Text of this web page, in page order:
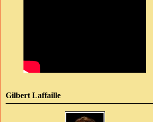
Gilbert Laffaille